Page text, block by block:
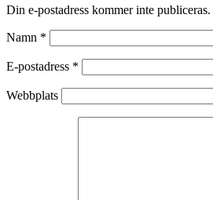
Din e-postadress kommer inte publiceras.
Namn *
E-postadress *
Webbplats